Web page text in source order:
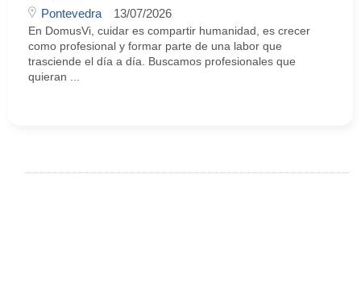
Pontevedra 13/07/2026
En DomusVi, cuidar es compartir humanidad, es crecer
como profesional y formar parte de una labor que
trasciende el día a día. Buscamos profesionales que
quieran ...